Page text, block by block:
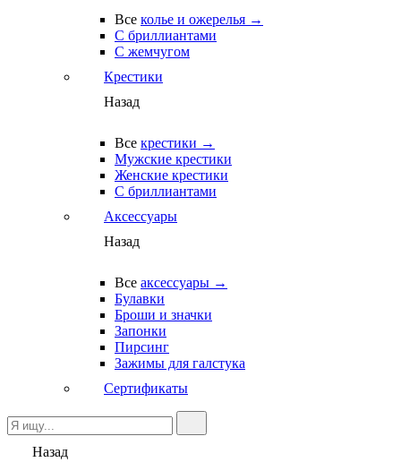
Все колье и ожерелья →
С бриллиантами
С жемчугом
Крестики
Назад
Все крестики →
Мужские крестики
Женские крестики
С бриллиантами
Аксессуары
Назад
Все аксессуары →
Булавки
Броши и значки
Запонки
Пирсинг
Зажимы для галстука
Сертификаты
Назад